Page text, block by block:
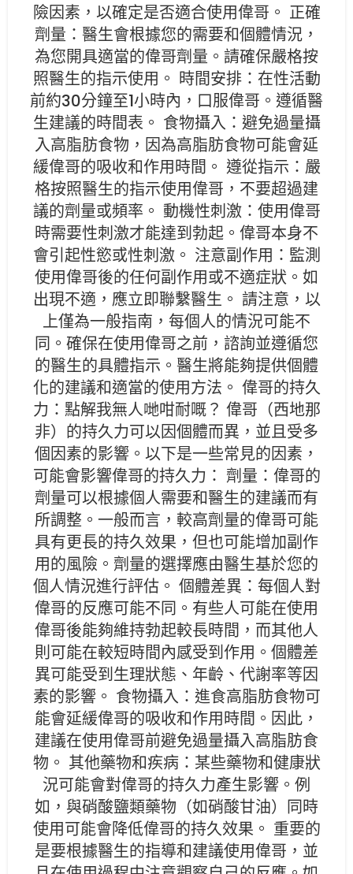
險因素，以確定是否適合使用偉哥。 正確
劑量：醫生會根據您的需要和個體情況，
為您開具適當的偉哥劑量。請確保嚴格按
照醫生的指示使用。 時間安排：在性活動
前約30分鐘至1小時內，口服偉哥。遵循醫
生建議的時間表。 食物攝入：避免過量攝
入高脂肪食物，因為高脂肪食物可能會延
緩偉哥的吸收和作用時間。 遵從指示：嚴
格按照醫生的指示使用偉哥，不要超過建
議的劑量或頻率。 動機性刺激：使用偉哥
時需要性刺激才能達到勃起。偉哥本身不
會引起性慾或性刺激。 注意副作用：監測
使用偉哥後的任何副作用或不適症狀。如
出現不適，應立即聯繫醫生。 請注意，以
上僅為一般指南，每個人的情況可能不
同。確保在使用偉哥之前，諮詢並遵循您
的醫生的具體指示。醫生將能夠提供個體
化的建議和適當的使用方法。 偉哥的持久
力：點解我無人哋咁耐嘅？ 偉哥（西地那
非）的持久力可以因個體而異，並且受多
個因素的影響。以下是一些常見的因素，
可能會影響偉哥的持久力： 劑量：偉哥的
劑量可以根據個人需要和醫生的建議而有
所調整。一般而言，較高劑量的偉哥可能
具有更長的持久效果，但也可能增加副作
用的風險。劑量的選擇應由醫生基於您的
個人情況進行評估。 個體差異：每個人對
偉哥的反應可能不同。有些人可能在使用
偉哥後能夠維持勃起較長時間，而其他人
則可能在較短時間內感受到作用。個體差
異可能受到生理狀態、年齡、代謝率等因
素的影響。 食物攝入：進食高脂肪食物可
能會延緩偉哥的吸收和作用時間。因此，
建議在使用偉哥前避免過量攝入高脂肪食
物。 其他藥物和疾病：某些藥物和健康狀
況可能會對偉哥的持久力產生影響。例
如，與硝酸鹽類藥物（如硝酸甘油）同時
使用可能會降低偉哥的持久效果。 重要的
是要根據醫生的指導和建議使用偉哥，並